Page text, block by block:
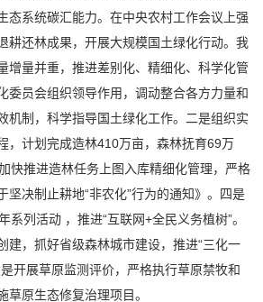
态系统碳汇能力。在中央农村工作会议上强
耕还林成果，开展大规模国土绿化行动。我
增量并重，推进差别化、精细化、科学化管
委员会组织领导作用，调动整合各方力量和
机制，科学指导国土绿化工作。二是组织实
，计划完成造林410万亩，森林抚育69万
快推进造林任务上图入库精细化管理，严格
坚决制止耕地“非农化”行为的通知》。四是
系列活动 ，推进“互联网+全民义务植树”。
建，抓好省级森林城市建设，推进“三化一
开展草原监测评价，严格执行草原禁牧和
草原生态修复治理项目。